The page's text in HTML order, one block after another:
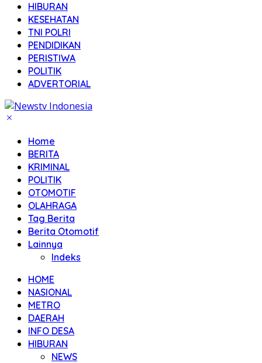
HIBURAN
KESEHATAN
TNI POLRI
PENDIDIKAN
PERISTIWA
POLITIK
ADVERTORIAL
Home
BERITA
KRIMINAL
POLITIK
OTOMOTIF
OLAHRAGA
Tag Berita
Berita Otomotif
Lainnya
Indeks
HOME
NASIONAL
METRO
DAERAH
INFO DESA
HIBURAN
NEWS